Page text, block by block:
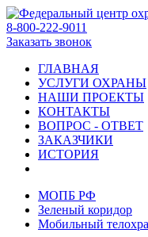
8-800-222-9011
Заказать звонок
ГЛАВНАЯ
УСЛУГИ ОХРАНЫ
НАШИ ПРОЕКТЫ
КОНТАКТЫ
ВОПРОС - ОТВЕТ
ЗАКАЗЧИКИ
ИСТОРИЯ
МОПБ РФ
Зеленый коридор
Мобильный